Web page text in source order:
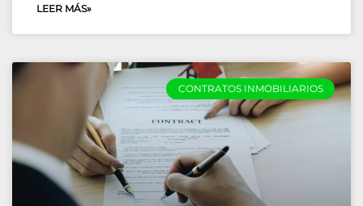
LEER MÁS»
CONTRATOS INMOBILIARIOS